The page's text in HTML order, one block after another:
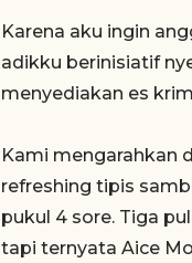
Karena aku ingin
adikku berinisiatif
menyediakan es
Kami mengarahkan
refreshing tipis
pukul 4 sore. Tiga
tapi ternyata Aice